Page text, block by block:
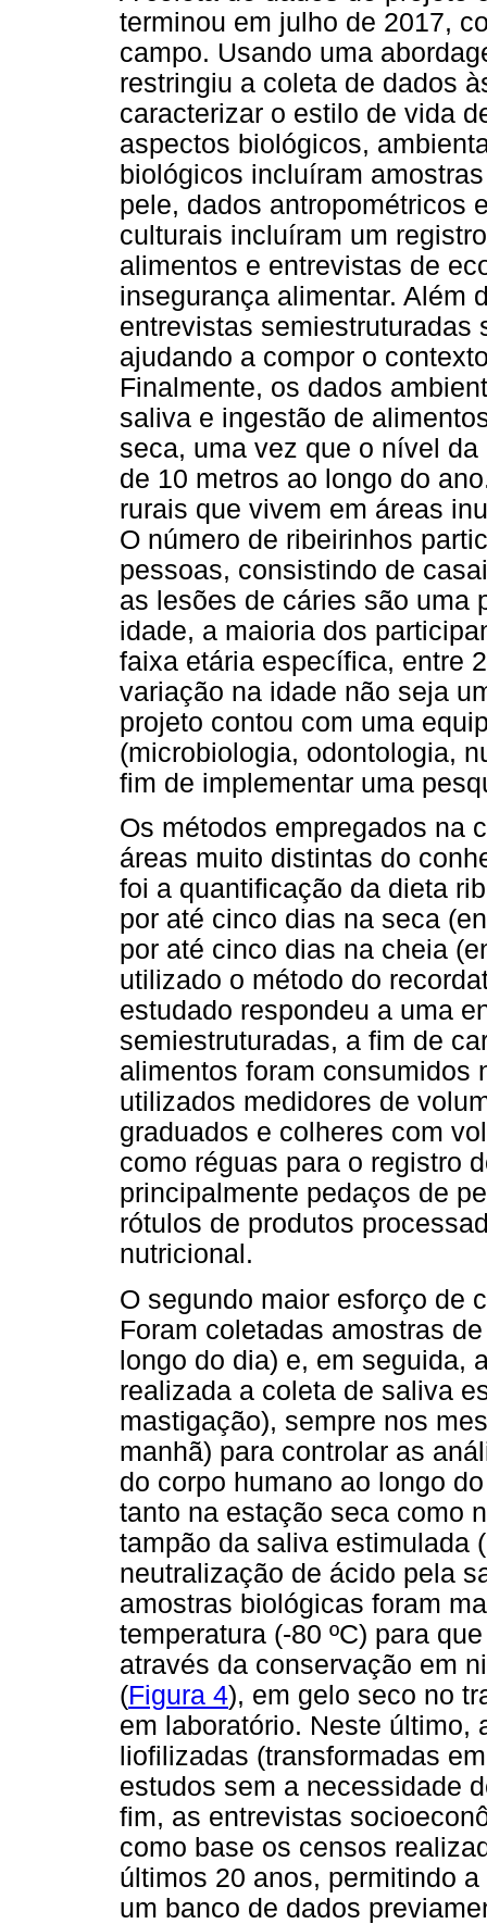
terminou em julho de 2017,
campo. Usando uma
restringiu a coleta de dados
caracterizar o estilo de vida
aspectos biológicos,
biológicos incluíram
pele, dados antropométricos
culturais incluíram um
alimentos e entrevistas de
insegurança alimentar. Além
entrevistas semiestruturadas
ajudando a compor o
Finalmente, os dados
saliva e ingestão de
seca, uma vez que o nível
de 10 metros ao longo do
rurais que vivem em áreas
O número de ribeirinhos
pessoas, consistindo de
as lesões de cáries são uma
idade, a maioria dos
faixa etária específica, entre
variação na idade não seja
projeto contou com uma
(microbiologia, odontologia,
fim de implementar uma
Os métodos empregados na
áreas muito distintas do
foi a quantificação da dieta
por até cinco dias na seca
por até cinco dias na cheia
utilizado o método do
estudado respondeu a uma
semiestruturadas, a fim de
alimentos foram consumidos
utilizados medidores de
graduados e colheres com
como réguas para o registro
principalmente pedaços de
rótulos de produtos
nutricional.
O segundo maior esforço de
Foram coletadas amostras
longo do dia) e, em seguida,
realizada a coleta de saliva
mastigação), sempre nos
manhã) para controlar as
do corpo humano ao longo
tanto na estação seca como
tampão da saliva estimulada
neutralização de ácido pela
amostras biológicas foram
temperatura (-80 ºC) para
através da conservação em
(Figura 4), em gelo seco no
em laboratório. Neste último,
liofilizadas (transformadas
estudos sem a necessidade
fim, as entrevistas
como base os censos
últimos 20 anos, permitindo
um banco de dados